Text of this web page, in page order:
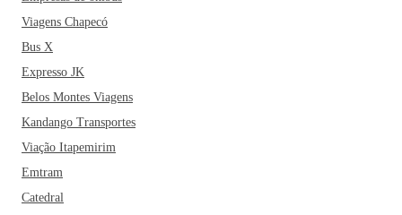
para Goiânia, não deixe de incluir na rota algumas das
praças da cidade - Goiânia é conhecida como a capital com
Instituto do Patrimônio Histórico e Artístico Nacional.
Dentre eles estão o Teatro Goiânia, a Estação Ferroviária, o
coreto da Praça Cívica, a mureta e o trampolim do Lago das
Rosas, o Grande Hotel, o Museu Pedro Ludovico Teixeira e
o Palácio das Esmeraldas. Aproveite para conhecer todos!
Viagens Chapecó
Bus X
Expresso JK
Belos Montes Viagens
Kandango Transportes
Viação Itapemirim
Emtram
Catedral